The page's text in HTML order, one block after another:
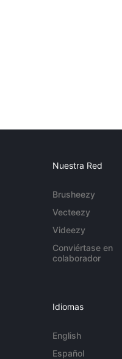
Nuestra Red
Brusheezy
Vecteezy
Videezy
Conviértase en
colaborador
Idiomas
English
Español